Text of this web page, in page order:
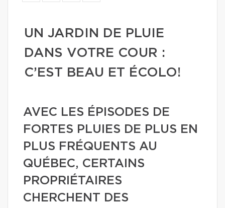
UN JARDIN DE PLUIE
DANS VOTRE COUR :
C’EST BEAU ET ÉCOLO!
AVEC LES ÉPISODES DE
FORTES PLUIES DE PLUS EN
PLUS FRÉQUENTS AU
QUÉBEC, CERTAINS
PROPRIÉTAIRES
CHERCHENT DES